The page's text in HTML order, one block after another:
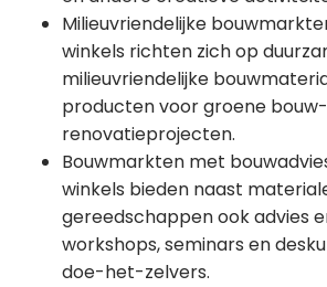
Milieuvriendelijke
winkels richten zich op
milieuvriendelijke
producten voor groene
renovatieprojecten.
Bouwmarkten met
winkels bieden naast
gereedschappen ook advies
workshops, seminars en
doe-het-zelvers.